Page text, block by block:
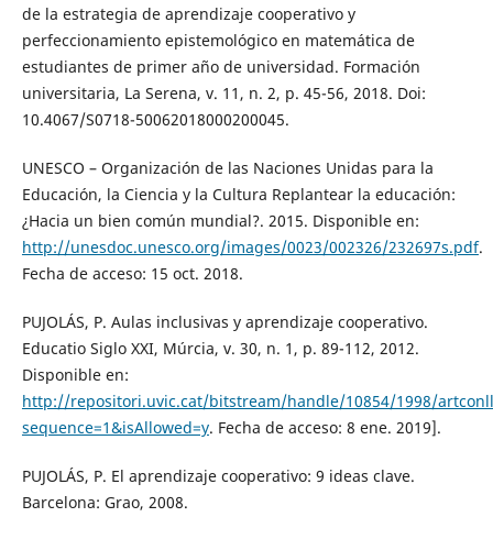
de la estrategia de aprendizaje cooperativo y
perfeccionamiento epistemológico en matemática de
estudiantes de primer año de universidad. Formación
universitaria, La Serena, v. 11, n. 2, p. 45-56, 2018. Doi:
10.4067/S0718-50062018000200045.
UNESCO – Organización de las Naciones Unidas para la
Educación, la Ciencia y la Cultura Replantear la educación:
¿Hacia un bien común mundial?. 2015. Disponible en:
http://unesdoc.unesco.org/images/0023/002326/232697s.pdf.
Fecha de acceso: 15 oct. 2018.
PUJOLÁS, P. Aulas inclusivas y aprendizaje cooperativo.
Educatio Siglo XXI, Múrcia, v. 30, n. 1, p. 89-112, 2012.
Disponible en:
http://repositori.uvic.cat/bitstream/handle/10854/1998/
sequence=1&isAllowed=y. Fecha de acceso: 8 ene. 2019].
PUJOLÁS, P. El aprendizaje cooperativo: 9 ideas clave.
Barcelona: Grao, 2008.